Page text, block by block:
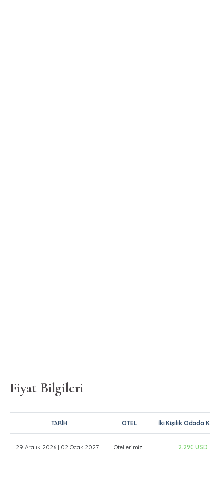
Fiyat Bilgileri
TARİH OTEL İki Kişilik Odada
29 Aralık 2026 | 02 Ocak 2027 Otellerimiz 2.290 USD